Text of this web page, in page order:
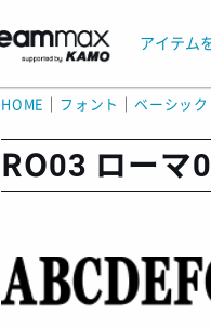
アイテム
HOME フォント ベーシック
RO03 ローマ